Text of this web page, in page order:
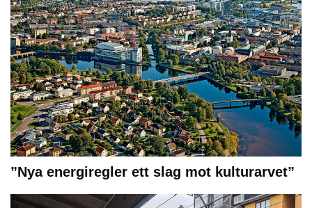
”Nya energiregler ett slag mot kulturarvet”